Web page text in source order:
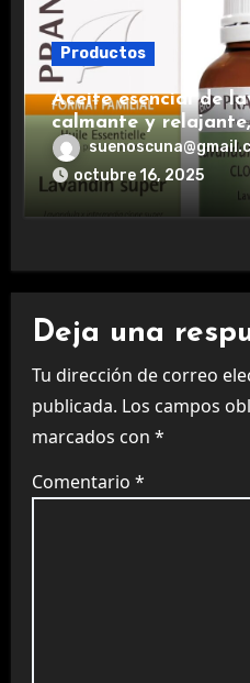
Productos
Aceite esencial de
calmante y
aromaterapia.
octubre 16, 2025
Deja una
Tu dirección de correo
publicada. Los campos
marcados con *
Comentario *